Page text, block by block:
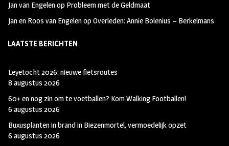
Jan van Engelenop Probleem met de Geldmaat
Jan en Roos van EngelenopOverleden: Annie Bolenius – Berkelmans
LAATSTE BERICHTEN
Leyetocht 2026: nieuwe fietsroutes
8 augustus 2026
60+ en nog zin om te voetballen? Kom Walking Footballen!
6 augustus 2026
Buxusplanten in brand in Biezenmortel, vermoedelijk opzet
6 augustus 2026